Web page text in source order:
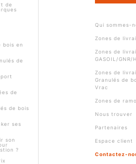
de
bois en
de
de
de bois
ses
son
?
Qui sommes-
Zones de
Zones de
GASOIL/GNR/
Zones de
Granulés de
Vrac
Zones de
Nous trouver
Partenaires
Espace client
Contactez-